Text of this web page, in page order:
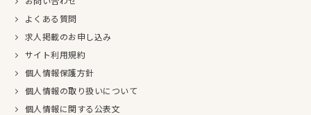
よくある質問
求人掲載のお申し込み
サイト利用規約
個人情報保護方針
個人情報の取り扱いについて
個人情報に関する公表文